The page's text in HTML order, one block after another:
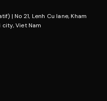
| No 21, Lenh Cu lane, Kham
Viet Nam